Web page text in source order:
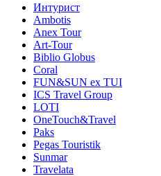
Интурист
Ambotis
Anex Tour
Art-Tour
Biblio Globus
Coral
FUN&SUN ex TUI
ICS Travel Group
LOTI
OneTouch&Travel
Paks
Pegas Touristik
Sunmar
Travelata